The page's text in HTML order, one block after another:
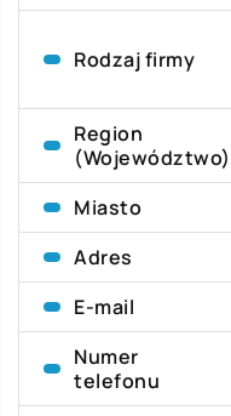
Rodzaj firmy
Region
(Województwo)
Miasto
Adres
E-mail
Numer
telefonu